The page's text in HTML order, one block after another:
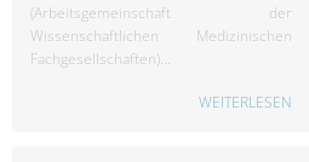
(Arbeitsgemeinschaft der
Wissenschaftlichen Medizinischen
Fachgesellschaften)...
WEITERLESEN